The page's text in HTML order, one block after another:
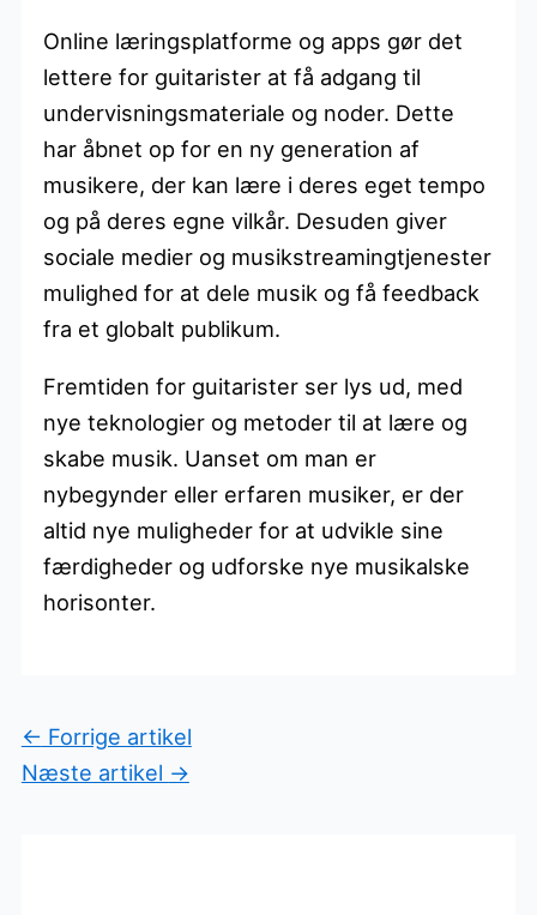
Online læringsplatforme og apps gør det
lettere for guitarister at få adgang til
undervisningsmateriale og noder. Dette
har åbnet op for en ny generation af
musikere, der kan lære i deres eget tempo
og på deres egne vilkår. Desuden giver
sociale medier og musikstreamingtjenester
mulighed for at dele musik og få feedback
fra et globalt publikum.
Fremtiden for guitarister ser lys ud, med
nye teknologier og metoder til at lære og
skabe musik. Uanset om man er
nybegynder eller erfaren musiker, er der
altid nye muligheder for at udvikle sine
færdigheder og udforske nye musikalske
horisonter.
← Forrige artikel
Næste artikel →